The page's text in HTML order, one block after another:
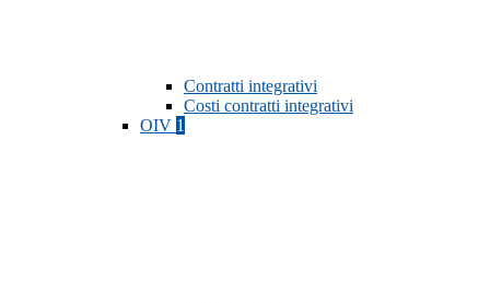
Contratti integrativi
Costi contratti integrativi
OIV 1